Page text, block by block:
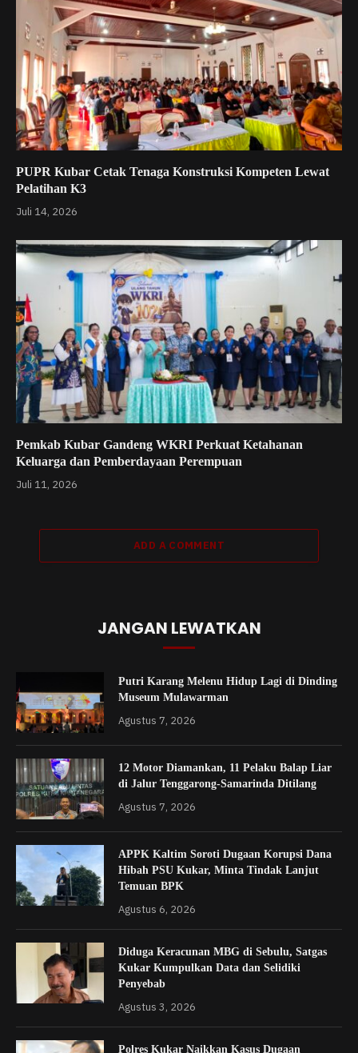
PUPR Kubar Cetak Tenaga Konstruksi Kompeten Lewat
Pelatihan K3
Juli 14, 2026
Pemkab Kubar Gandeng WKRI Perkuat Ketahanan
Keluarga dan Pemberdayaan Perempuan
Juli 11, 2026
ADD A COMMENT
JANGAN LEWATKAN
Putri Karang Melenu Hidup Lagi di Dinding
Museum Mulawarman
Agustus 7, 2026
12 Motor Diamankan, 11 Pelaku Balap Liar
di Jalur Tenggarong-Samarinda Ditilang
Agustus 7, 2026
APPK Kaltim Soroti Dugaan Korupsi Dana
Hibah PSU Kukar, Minta Tindak Lanjut
Temuan BPK
Agustus 6, 2026
Diduga Keracunan MBG di Sebulu, Satgas
Kukar Kumpulkan Data dan Selidiki
Penyebab
Agustus 3, 2026
Polres Kukar Naikkan Kasus Dugaan